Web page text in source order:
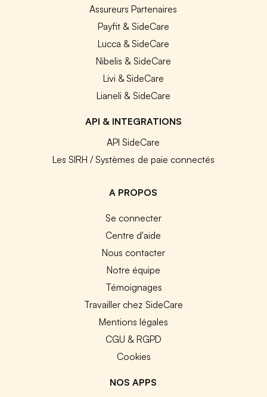
Assureurs Partenaires
Payfit & SideCare
Lucca & SideCare
Nibelis & SideCare
Livi & SideCare
Lianeli & SideCare
API & INTEGRATIONS
API SideCare
Les SIRH / Systèmes de paie connectés
A PROPOS
Se connecter
Centre d'aide
Nous contacter
Notre équipe
Témoignages
Travailler chez SideCare
Mentions légales
CGU & RGPD
Cookies
NOS APPS